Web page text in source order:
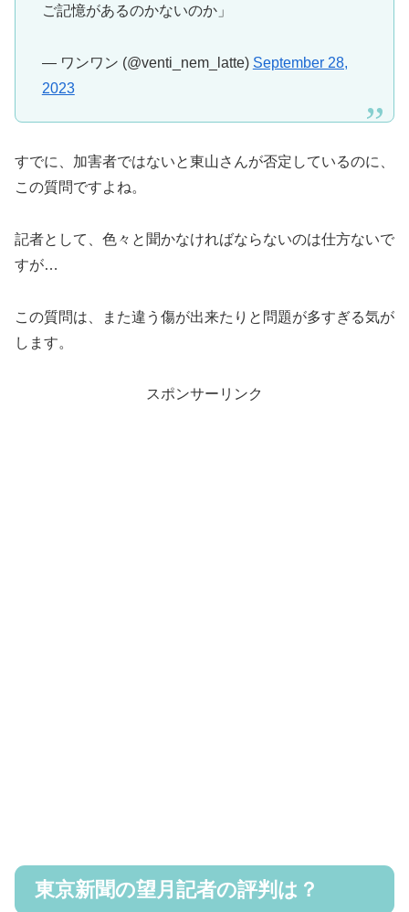
ご記憶があるのかないのか」
— ワンワン (@venti_nem_latte) September 28,
2023
すでに、加害者ではないと東山さんが否定しているのに、
この質問ですよね。
記者として、色々と聞かなければならないのは仕方ないで
すが…
この質問は、また違う傷が出来たりと問題が多すぎる気が
します。
スポンサーリンク
東京新聞の望月記者の評判は？